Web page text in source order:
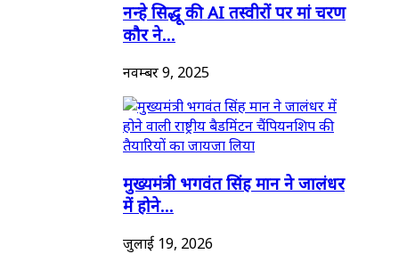
नन्हे सिद्धू की AI तस्वीरों पर मां चरण
कौर ने...
नवम्बर 9, 2025
मुख्यमंत्री भगवंत सिंह मान ने जालंधर
में होने...
जुलाई 19, 2026